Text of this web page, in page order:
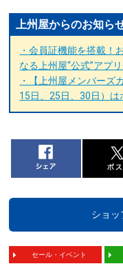
上州屋からのお知ら
・会員証機能を搭載！
なる上州屋“公式”アプリ
・【上州屋メンバーズ
15日、25日、30日）は
ショッ
セール・イベント